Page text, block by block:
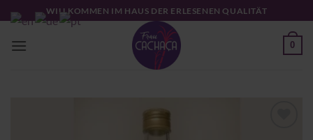
Inhalt
springen
WILLKOMMEN IM HAUS DER ERLESENEN QUALITÄT
0